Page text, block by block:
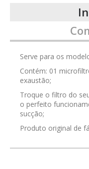
Serve para os
Contém: 01
exaustão;
Troque o filtro do
o perfeito
sucção;
Produto original de